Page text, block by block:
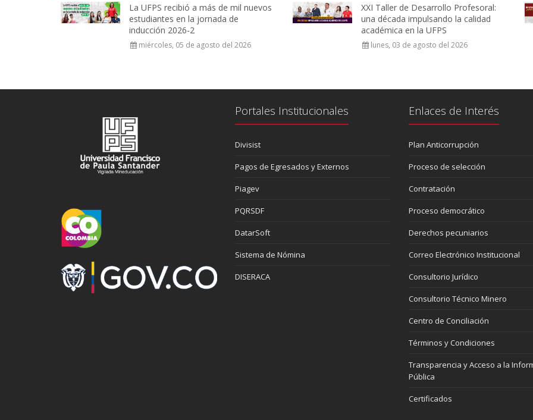
La UFPS recibió a más de mil nuevos
estudiantes en la jornada de
inducción 2026-2
miércoles, 05 de agosto del 2026
XXI Taller de Desarrollo Profesoral:
una década impulsando la calidad
académica en la UFPS
lunes, 03 de agosto del 2026
Portales Institucionales
Divisist
Pagos de Egresados y Externos
Piagev
PQRSDF
DatarSoft
Sistema de Nómina
DISERACA
Enlaces de Interés
Plan Anticorrupción
Proceso de selección
Contratación
Proceso democrático
Derechos pecuniarios
Correo Electrónico Institucional
Consultorio Jurídico
Consultorio Técnico Minero
Centro de Conciliación
Términos y Condiciones
Transparencia y Acceso a la
Pública
Certificados